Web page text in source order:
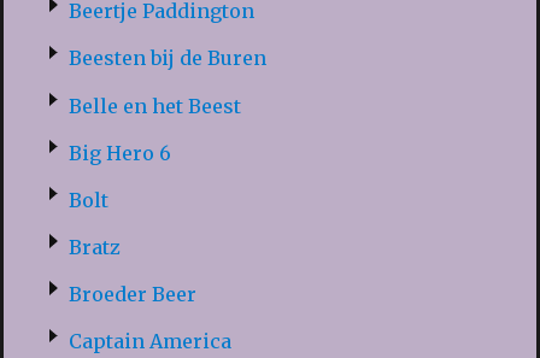
Beertje Paddington
Beesten bij de Buren
Belle en het Beest
Big Hero 6
Bolt
Bratz
Broeder Beer
Captain America